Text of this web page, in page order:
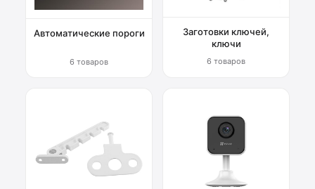
Автоматические пороги
6 товаров
Заготовки ключей,
ключи
6 товаров